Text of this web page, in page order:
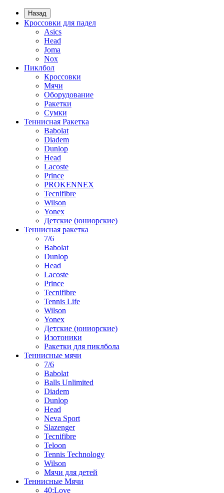
Назад
Кроссовки для падел
Asics
Head
Joma
Nox
Пиклбол
Кроссовки
Мячи
Оборудование
Ракетки
Сумки
Теннисная Ракетка
Babolat
Diadem
Dunlop
Head
Lacoste
Prince
PROKENNEX
Tecnifibre
Wilson
Yonex
Детские (юниорские)
Теннисная ракетка
7/6
Babolat
Dunlop
Head
Lacoste
Prince
Tecnifibre
Tennis Life
Wilson
Yonex
Детские (юниорские)
Изотоники
Ракетки для пиклбола
Теннисные мячи
7/6
Babolat
Balls Unlimited
Diadem
Dunlop
Head
Neva Sport
Slazenger
Tecnifibre
Teloon
Tennis Technology
Wilson
Мячи для детей
Теннисные Мячи
40:Love